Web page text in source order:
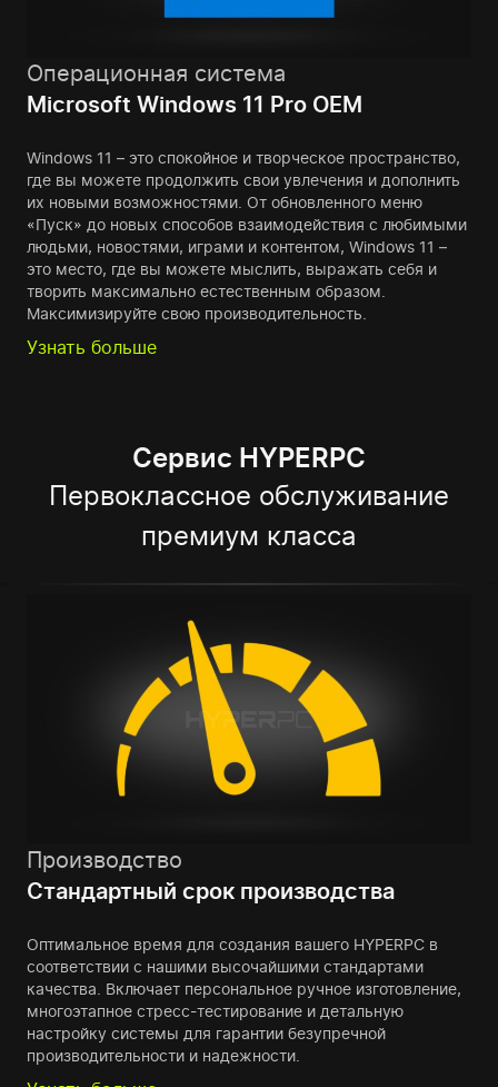
Операционная система
Microsoft Windows 11 Pro OEM
Windows 11 – это спокойное и творческое пространство,
где вы можете продолжить свои увлечения и дополнить
их новыми возможностями. От обновленного меню
«Пуск» до новых способов взаимодействия с любимыми
людьми, новостями, играми и контентом, Windows 11 –
это место, где вы можете мыслить, выражать себя и
творить максимально естественным образом.
Максимизируйте свою производительность.
Узнать больше
Сервис HYPERPC
Первоклассное обслуживание
премиум класса
Производство
Стандартный срок производства
Оптимальное время для создания вашего HYPERPC в
соответствии с нашими высочайшими стандартами
качества. Включает персональное ручное изготовление,
многоэтапное стресс-тестирование и детальную
настройку системы для гарантии безупречной
производительности и надежности.